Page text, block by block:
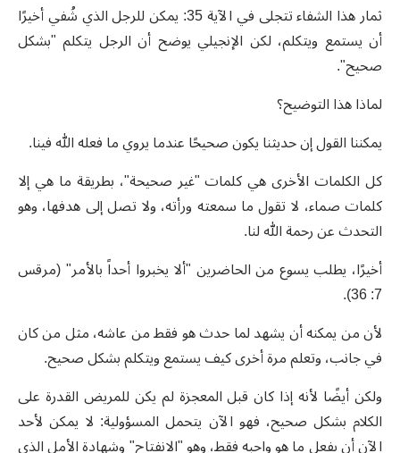
ثمار هذا الشفاء تتجلى في الآية 35: يمكن للرجل الذي شُفي أخيرًا
أن يستمع ويتكلم، لكن الإنجيلي يوضح أن الرجل يتكلم "بشكل
صحيح".
لماذا هذا التوضيح؟
يمكننا القول إن حديثنا يكون صحيحًا عندما يروي ما فعله الله فينا.
كل الكلمات الأخرى هي كلمات "غير صحيحة"، بطريقة ما هي إلا
كلمات صماء، لا تقول ما سمعته ورأته، ولا تصل إلى هدفها، وهو
التحدث عن رحمة الله لنا.
أخيرًا، يطلب يسوع من الحاضرين "ألا يخبروا أحداً بالأمر" (مرقس
7: 36).
لأن من يمكنه أن يشهد لما حدث هو فقط من عاشه، مثل من كان
في جانب، وتعلم مرة أخرى كيف يستمع ويتكلم بشكل صحيح.
ولكن أيضًا لأنه إذا كان قبل المعجزة لم يكن للمريض القدرة على
الكلام بشكل صحيح، فهو الآن يتحمل المسؤولية: لا يمكن لأحد